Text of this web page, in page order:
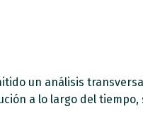
un análisis
a lo largo del